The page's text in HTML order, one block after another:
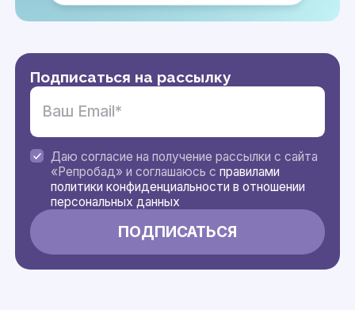
Подписаться на рассылку
Даю согласие на получение рассылки с сайта
«Репробад» и соглашаюсь справилами
политики конфиденциальности в отношении
персональных данных